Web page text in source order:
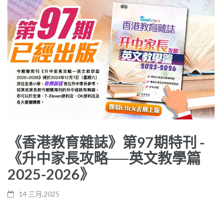
《香港教育雜誌》第97期特刊 -
《升中家長攻略──英文教學篇
2025-2026》
14 三月,2025